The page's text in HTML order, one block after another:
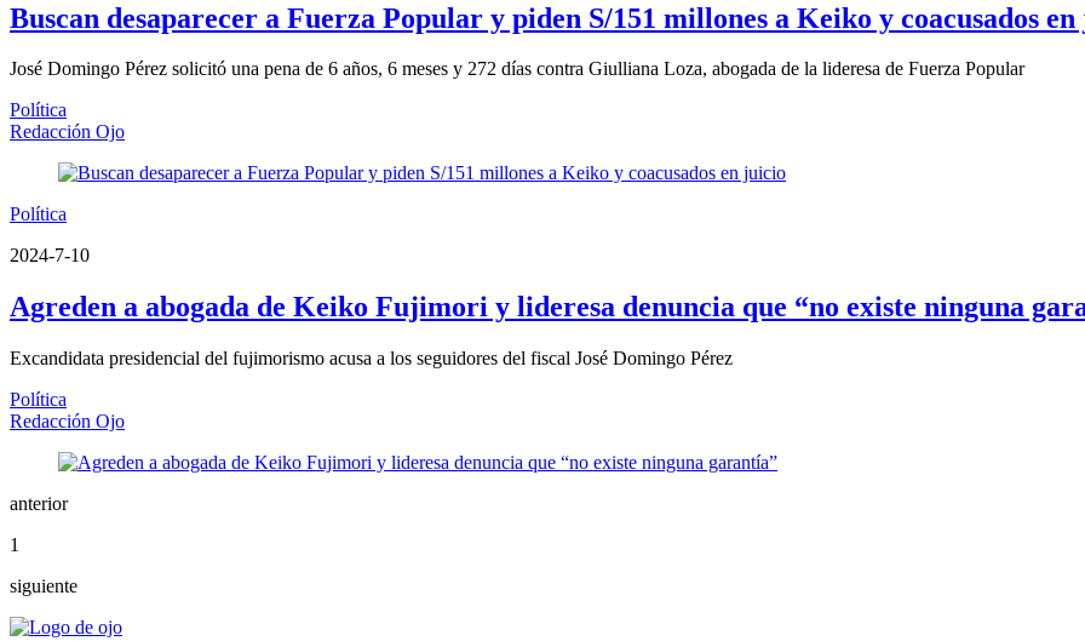
Buscan desaparecer a Fuerza Popular y piden S/151 millones a Keiko y coacusados
José Domingo Pérez solicitó una pena de 6 años, 6 meses y 272 días contra Giulliana Loza, abogada de la lideresa de Fuerza Popular
Política
Redacción Ojo
Política
2024-7-10
Agreden a abogada de Keiko Fujimori y lideresa denuncia que “no existe ninguna
Excandidata presidencial del fujimorismo acusa a los seguidores del fiscal José Domingo Pérez
Política
Redacción Ojo
anterior
1
siguiente